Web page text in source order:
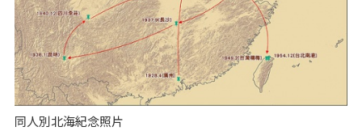
同人別北海紀念照片